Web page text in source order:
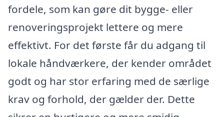
fordele, som kan gøre dit bygge- eller
renoveringsprojekt lettere og mere
effektivt. For det første får du adgang til
lokale håndværkere, der kender området
godt og har stor erfaring med de særlige
krav og forhold, der gælder der. Dette